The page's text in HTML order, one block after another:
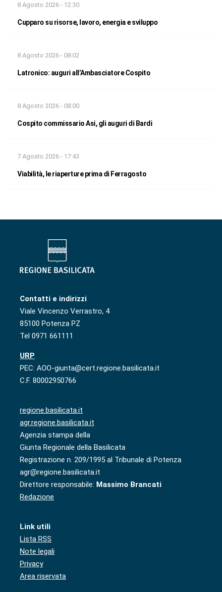
8 Agosto 2026 - 12:30
Cupparo su risorse, lavoro, energia e sviluppo
8 Agosto 2026 - 08:02
Latronico: auguri all’Ambasciatore Cospito
8 Agosto 2026 - 08:00
Cospito commissario Asi, gli auguri di Bardi
7 Agosto 2026 - 17:43
Viabilità, le riaperture prima di Ferragosto
Contatti e indirizzi
Viale Vincenzo Verrastro, 4
85100 Potenza PZ
Tel 0971 661111
URP
PEC: AOO-giunta@cert.regione.basilicata.it
C.F. 80002950766
regione.basilicata.it
agr.regione.basilicata.it
Agenzia stampa della
Giunta Regionale della Basilicata
Registrazione n. 209/1995 al Tribunale di Potenza
agr@regione.basilicata.it
Direttore responsabile: Massimo Brancati
Redazione
Link utili
Lista RSS
Note legali
Privacy
Area riservata